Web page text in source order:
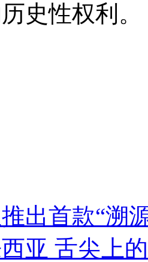
史性权利。
出首款“溯
亚 舌尖上